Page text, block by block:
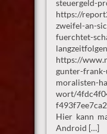
steuergeld-
https://
zweifel-an-
fuerchtet-
https://
gunter-
moralisten-
wort/
Hier kann
Android […]